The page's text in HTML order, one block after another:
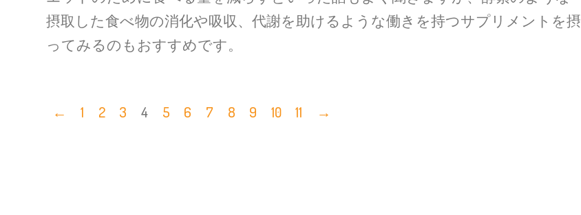
摂取した食べ物の消化や吸収、代謝を助けるような働きを持つサプリメントを摂
ってみるのもおすすめです。
← 1 2 3 4 5 6 7 8 9 10 11 →